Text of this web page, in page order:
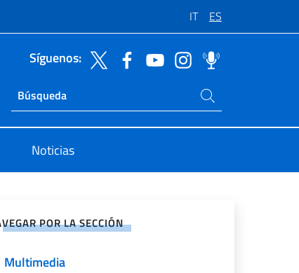
IT ES
Síguenos:
Ricerca sito live
Buscar en el sitio
Noticias
POR LA SECCIÓN
Multimedia